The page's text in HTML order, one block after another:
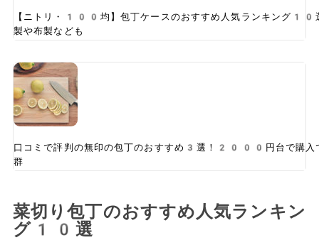
【ニトリ・100均】包丁ケースのおすすめ人気ランキング10
製や布製なども
口コミで評判の無印の包丁のおすすめ3選！2000円台で購入
群
菜切り包丁のおすすめ人気ランキン
グ10選